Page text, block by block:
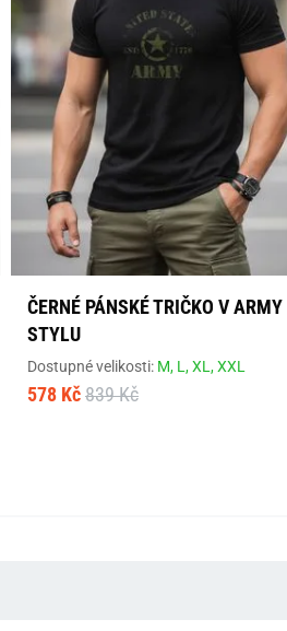
ČERNÉ PÁNSKÉ TRIČKO V ARMY
STYLU
Dostupné velikosti: M, L,XL,XXL
578 Kč 839 Kč